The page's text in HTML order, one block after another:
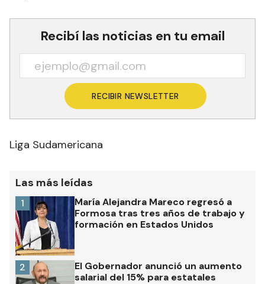
Recibí las noticias en tu email
RECIBIR NEWSLETTER
Liga Sudamericana
Las más leídas
María Alejandra Mareco regresó a
Formosa tras tres años de trabajo y
formación en Estados Unidos
1
El Gobernador anunció un aumento
salarial del 15% para estatales
2